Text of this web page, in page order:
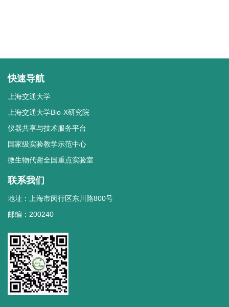
快速导航
上海交通大学
上海交通大学Bio-X研究院
仪器共享与技术服务平台
国家级实验教学示范中心
微生物代谢全国重点实验室
联系我们
地址：上海市闵行区东川路800号
邮编：200240